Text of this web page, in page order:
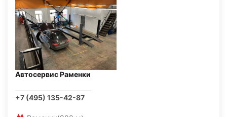
Автосервис Раменки
+7 (495) 135-42-87